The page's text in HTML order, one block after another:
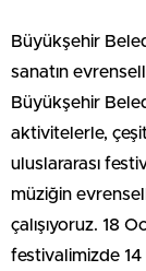
Büyükşehir
sanatın
Büyükşehir
aktivitelerle,
uluslararası
müziğin
çalışıyoruz. 18
festivalimizde 14